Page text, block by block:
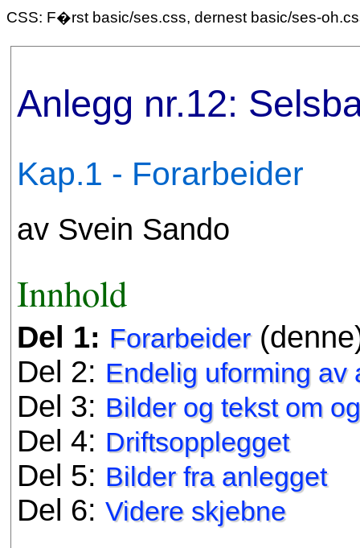
CSS: F�rst basic/ses.css, dernest basic/ses-
Anlegg nr.12:
Kap.1 - Forarbeider
av Svein Sando
Innhold
Del 1: Forarbeider
Del 2: Endelig uforming av
Del 3: Bilder og tekst om
Del 4: Driftsopplegget
Del 5: Bilder fra anlegget
Del 6: Videre skjebne